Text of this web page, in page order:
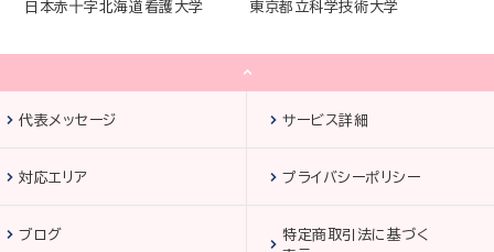
日本赤十字北海道看護大学 東京都立科学技術大学
代表メッセージ サービス詳細
対応エリア プライバシーポリシー
ブログ
特定商取引法に基づく